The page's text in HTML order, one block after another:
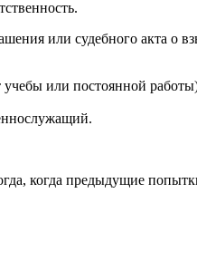
или судебного акта о
или постоянной
когда предыдущие